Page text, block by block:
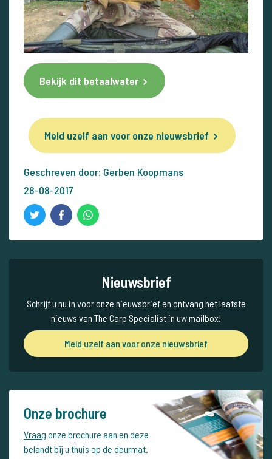
Bekijk dit betaalwater
Meld uzelf aan voor onze nieuwsbrief
Geschreven door: Gerben Koopmans
28-08-2017
Nieuwsbrief
Schrijf u nu in voor onze nieuwsbrief en ontvang het laatste
nieuws van The Carp Specialist in uw mailbox!
Meld uzelf aan voor onze nieuwsbrief
Onze brochure
Vraag onze brochure aan en deze
belandt bij u thuis op de deurmat.